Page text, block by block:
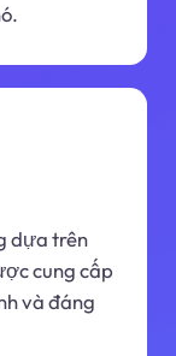
dựa trên
cung cấp
và đáng